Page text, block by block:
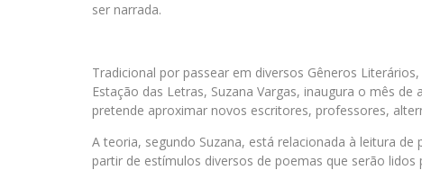
ser narrada.
Tradicional por passear em diversos Gêneros
Estação das Letras, Suzana Vargas, inaugura o mês
pretende aproximar novos escritores, professores,
A teoria, segundo Suzana, está relacionada à leitura
partir de estímulos diversos de poemas que serão